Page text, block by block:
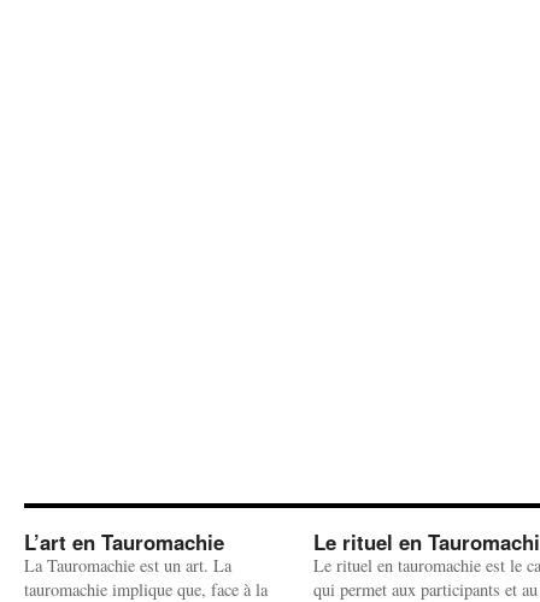
L’art en Tauromachie
La Tauromachie est un art. La
tauromachie implique que, face à la
Le rituel en
Le rituel en tauromachie est le
qui permet aux participants et au